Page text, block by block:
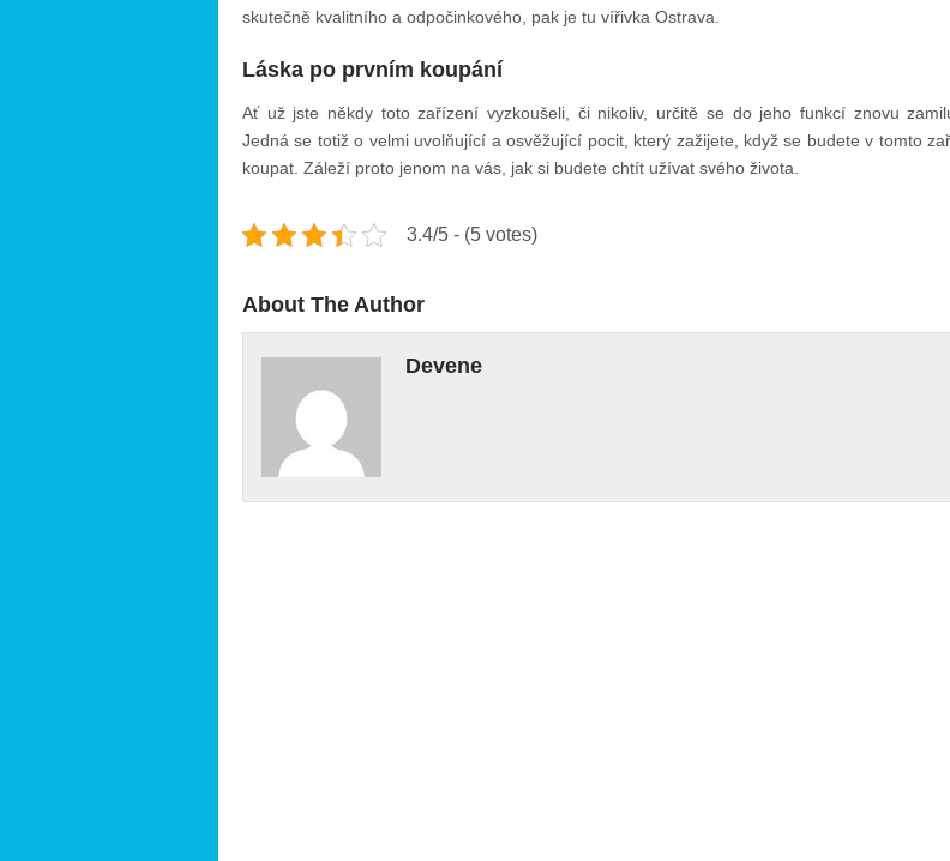
skutečně kvalitního a odpočinkového, pak je tu vířivka Ostrava
Láska po prvním koupání
Ať už jste někdy toto zařízení vyzkoušeli, či nikoliv, určitě se do jeho funkcí znovu
Jedná se totiž o velmi uvolňující a osvěžující pocit, který zažijete, když se budete v tomto
koupat. Záleží proto jenom na vás, jak si budete chtít užívat svého života.
3.4/5 - (5 votes)
About The Author
Devene